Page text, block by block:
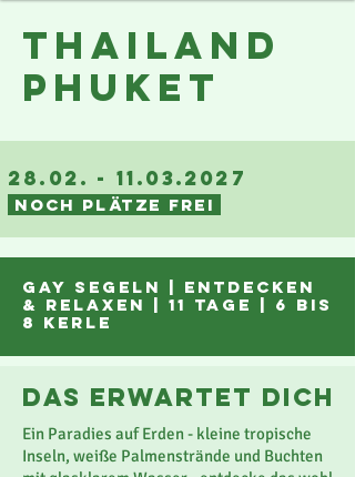
THAILAND
PHUKET
28.02. - 11.03.2027
NOCH PLÄTZE FREI
gay SEGELn | entdecken
& Relaxen | 11 tage | 6 bis
8 Kerle
das erwartet dich
Ein Paradies auf Erden - kleine tropische
Inseln, weiße Palmenstrände und Buchten